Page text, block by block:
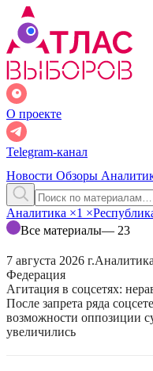
О проекте
Telegram-канал
Новости Обзоры
Аналитика ×1 ×
Все материалы— 23
7 августа 2026 г.Аналитика
Федерация
Агитация в соцсетях:
После запрета ряда
возможности оппозиции
увеличились